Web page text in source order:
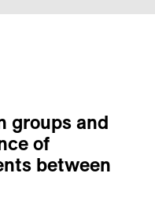
groups and
of
between